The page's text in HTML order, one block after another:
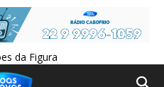
da Figura